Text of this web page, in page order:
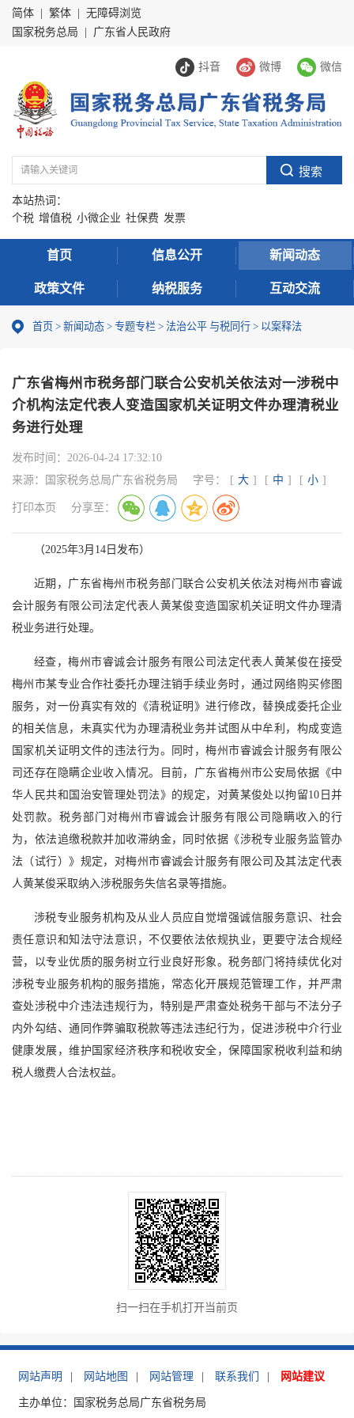
简体 繁体
无障碍浏览
国家税务总局
广东省人民政府
抖音 微博 微信
本站热词：
个税 增值税 小微企业 社保费 发票
首页 信息公开 新闻动态
政策文件 纳税服务 互动交流
首页 > 新闻动态 > 专题专栏 > 法治公平 与税同行 > 以案释法
广东省梅州市税务部门联合公安机关依法对一涉税中
介机构法定代表人变造国家机关证明文件办理清税业
务进行处理
发布时间： 2026-04-24 17:32:10
来源：
国家税务总局广东省税务局 字号： [ 大 ] [ 中 ] [ 小 ]
打印本页 分享至：
（2025年3月14日发布）
近期，广东省梅州市税务部门联合公安机关依法对梅州市睿诚
会计服务有限公司法定代表人黄某俊变造国家机关证明文件办理清
税业务进行处理。
经查，梅州市睿诚会计服务有限公司法定代表人黄某俊在接受
梅州市某专业合作社委托办理注销手续业务时，通过网络购买修图
服务，对一份真实有效的《清税证明》进行修改，替换成委托企业
的相关信息，未真实代为办理清税业务并试图从中牟利，构成变造
国家机关证明文件的违法行为。同时，梅州市睿诚会计服务有限公
司还存在隐瞒企业收入情况。目前，广东省梅州市公安局依据《中
华人民共和国治安管理处罚法》的规定，对黄某俊处以拘留10日并
处罚款。税务部门对梅州市睿诚会计服务有限公司隐瞒收入的行
为，依法追缴税款并加收滞纳金，同时依据《涉税专业服务监管办
法（试行）》规定，对梅州市睿诚会计服务有限公司及其法定代表
人黄某俊采取纳入涉税服务失信名录等措施。
涉税专业服务机构及从业人员应自觉增强诚信服务意识、社会
责任意识和知法守法意识，不仅要依法依规执业，更要守法合规经
营，以专业优质的服务树立行业良好形象。税务部门将持续优化对
涉税专业服务机构的服务措施，常态化开展规范管理工作，并严肃
查处涉税中介违法违规行为，特别是严肃查处税务干部与不法分子
内外勾结、通同作弊骗取税款等违法违纪行为，促进涉税中介行业
健康发展，维护国家经济秩序和税收安全，保障国家税收利益和纳
税人缴费人合法权益。
扫一扫在手机打开当前页
网站声明 网站地图 网站管理 联系我们 网站建议
主办单位：国家税务总局广东省税务局